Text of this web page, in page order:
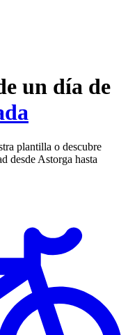
un día de
plantilla o descubre
desde Astorga hasta